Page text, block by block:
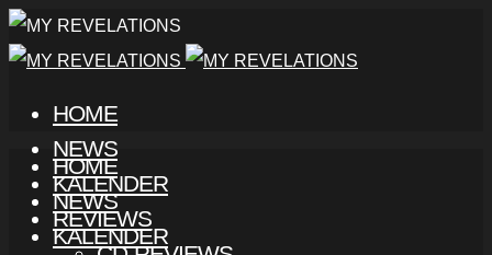
HOME
NEWS
KALENDER
REVIEWS
HOME
NEWS
KALENDER